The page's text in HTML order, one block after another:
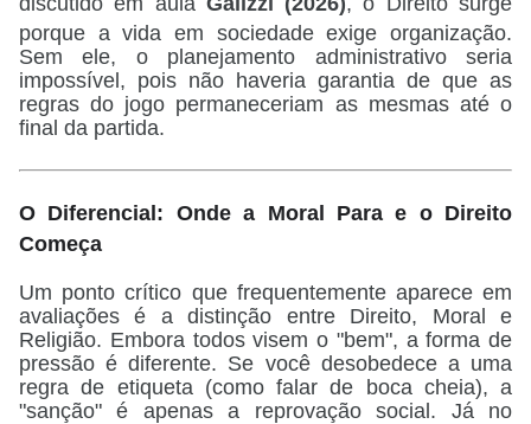
porque a vida em sociedade exige organização.
Sem ele, o planejamento administrativo seria
impossível, pois não haveria garantia de que as
regras do jogo permaneceriam as mesmas até o
final da partida.
O Diferencial: Onde a Moral Para e o Direito
Começa
Um ponto crítico que frequentemente aparece em
avaliações é a distinção entre Direito, Moral e
Religião. Embora todos visem o "bem", a forma de
pressão é diferente. Se você desobedece a uma
regra de etiqueta (como falar de boca cheia), a
"sanção" é apenas a reprovação social. Já no